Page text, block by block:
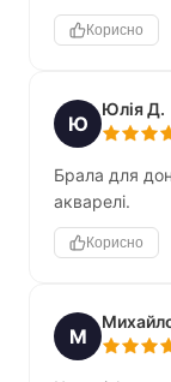
Корисно
Ю
Юлія Д.
Брала для
акварелі.
Корисно
М